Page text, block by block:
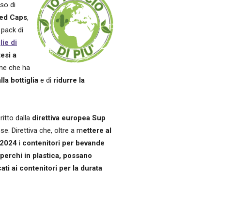
di
Caps,
di
di
a
che ha
bottiglia e di ridurre la
dalla direttiva europea Sup
Direttiva che, oltre a mettere al
i contenitori per bevande
in plastica, possano
ai contenitori per la durata